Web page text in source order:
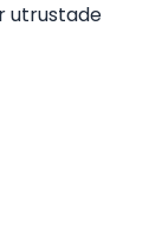
utrustade